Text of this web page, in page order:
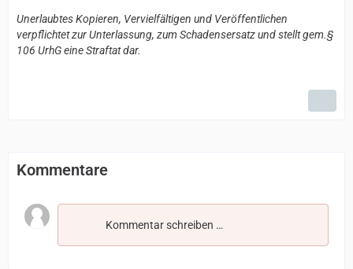
Unerlaubtes Kopieren, Vervielfältigen und Veröffentlichen
verpflichtet zur Unterlassung, zum Schadensersatz und stellt gem.§
106 UrhG eine Straftat dar.
Kommentare
Kommentar schreiben …